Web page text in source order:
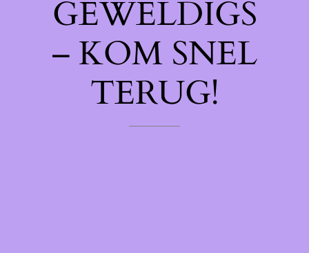
GEWELDIGS
– KOM SNEL
TERUG!